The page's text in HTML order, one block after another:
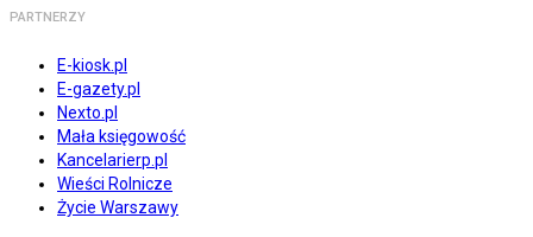
PARTNERZY
E-kiosk.pl
E-gazety.pl
Nexto.pl
Mała księgowość
Kancelarierp.pl
Wieści Rolnicze
Życie Warszawy